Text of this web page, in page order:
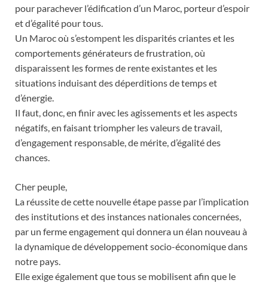
pour parachever l’édification d’un Maroc, porteur d’espoir
et d’égalité pour tous.
Un Maroc où s’estompent les disparités criantes et les
comportements générateurs de frustration, où
disparaissent les formes de rente existantes et les
situations induisant des déperditions de temps et
d’énergie.
Il faut, donc, en finir avec les agissements et les aspects
négatifs, en faisant triompher les valeurs de travail,
d’engagement responsable, de mérite, d’égalité des
chances.
Cher peuple,
La réussite de cette nouvelle étape passe par l’implication
des institutions et des instances nationales concernées,
par un ferme engagement qui donnera un élan nouveau à
la dynamique de développement socio-économique dans
notre pays.
Elle exige également que tous se mobilisent afin que le